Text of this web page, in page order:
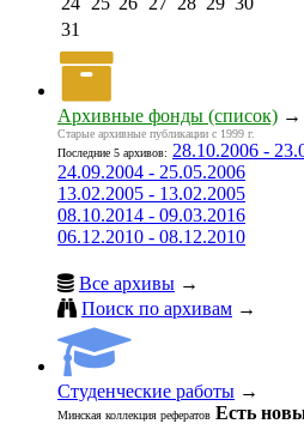
31
Архивные фонды (список) →
Старые архивные публикации с 1999 г.
Последние 5 архивов: 28.10.2006 -
24.09.2004 - 25.05.2006
13.02.2005 - 13.02.2005
08.10.2014 - 09.03.2016
06.12.2010 - 08.12.2010
Все архивы →
Поиск по архивам →
Студенческие работы →
Минская коллекция рефератов Есть